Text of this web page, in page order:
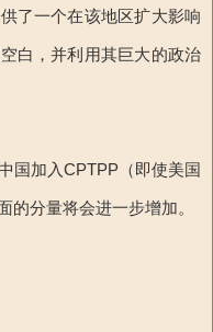
了一个在该地区扩大影响
白，并利用其巨大的政治
国加入CPTPP（即使美国
的分量将会进一步增加。